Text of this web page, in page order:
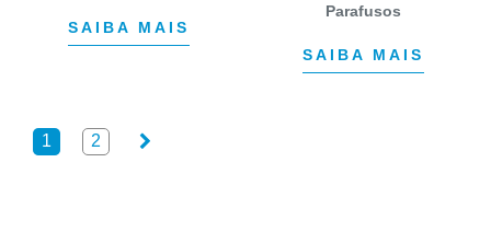
SAIBA MAIS
Parafusos
SAIBA MAIS
1 2